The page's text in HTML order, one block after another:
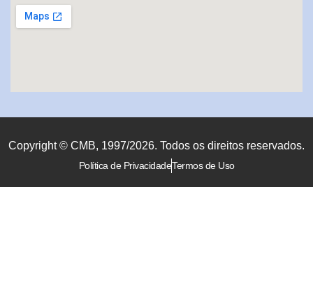
Copyright © CMB, 1997/2026. Todos os direitos reservados.
Política de PrivacidadeTermos de Uso